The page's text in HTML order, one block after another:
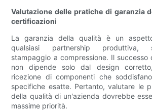
Valutazione delle pratiche di garanzia
certificazioni
La garanzia della qualità è un
qualsiasi partnership produttiva,
stampaggio a compressione. Il
non dipende solo dal design
ricezione di componenti che
specifiche esatte. Pertanto, valutare le
della qualità di un'azienda dovrebbe
massime priorità.